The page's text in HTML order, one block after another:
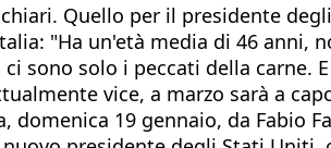
Quello per il presidente
"Ha un'età media di 46
sono solo i peccati della
vice, a marzo sarà a
domenica 19 gennaio, da